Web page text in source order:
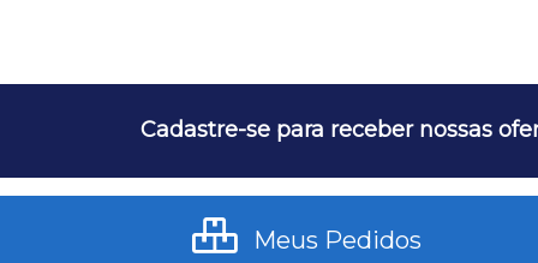
Cadastre-se para receber nossas
Meus Pedidos